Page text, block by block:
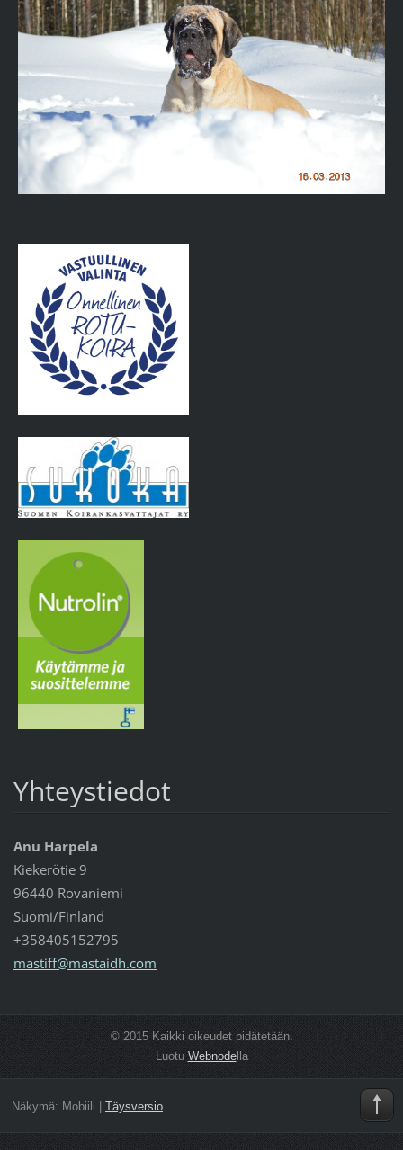
Yhteystiedot
Anu Harpela
Kiekerötie 9
96440 Rovaniemi
Suomi/Finland
+358405152795
mastiff@mastaidh.com
© 2015 Kaikki oikeudet pidätetään.
Luotu Webnodella
Näkymä: Mobiili Täysversio